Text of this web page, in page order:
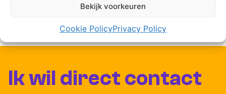
Bekijk voorkeuren
Cookie PolicyPrivacy Policy
Ik wil direct contact